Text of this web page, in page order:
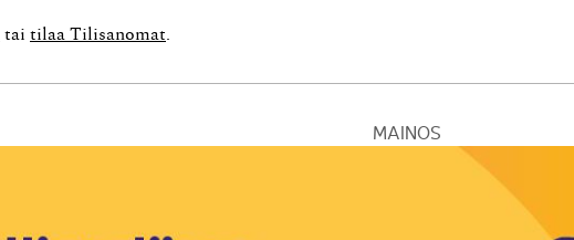
tai tilaa Tilisanomat
MAINOS